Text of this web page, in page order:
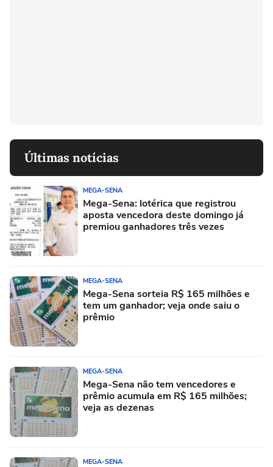
Últimas notícias
MEGA-SENA
Mega-Sena: lotérica que registrou
aposta vencedora deste domingo já
premiou ganhadores três vezes
MEGA-SENA
Mega-Sena sorteia R$ 165 milhões e
tem um ganhador; veja onde saiu o
prêmio
MEGA-SENA
Mega-Sena não tem vencedores e
prêmio acumula em R$ 165 milhões;
veja as dezenas
MEGA-SENA